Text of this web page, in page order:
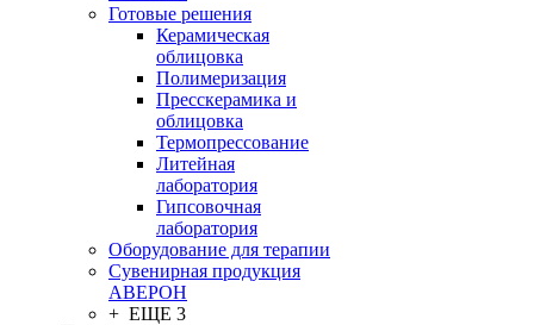
Готовые решения
Керамическая
облицовка
Полимеризация
Пресскерамика и
облицовка
Термопрессование
Литейная
лаборатория
Гипсовочная
лаборатория
Оборудование для терапии
Сувенирная продукция
АВЕРОН
+ ЕЩЕ 3